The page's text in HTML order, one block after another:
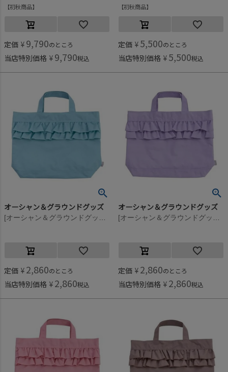
初秋商品
定価 ¥ 9,790のところ
当店特別価格 ¥ 9,790税込
初秋商品
定価 ¥ 5,500のところ
当店特別価格 ¥ 5,500税込
オーシャン＆グラウンドグッズ
定価 ¥ 2,860のところ
当店特別価格 ¥ 2,860税込
オーシャン＆グラウンドグッズ
定価 ¥ 2,860のところ
当店特別価格 ¥ 2,860税込